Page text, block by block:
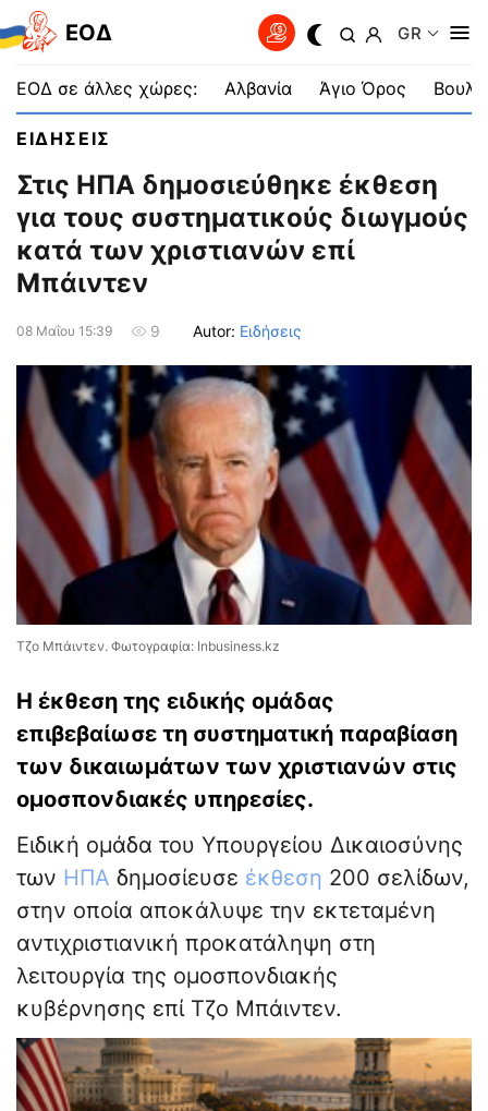
EOΔ GR
ΕΟΔ σε άλλες χώρες: Αλβανία Άγιο Όρος
ΕΙΔΗΣΕΙΣ
Στις ΗΠΑ δημοσιεύθηκε έκθεση
για τους συστηματικούς διωγμούς
κατά των χριστιανών επί
Μπάιντεν
08 Μαΐου 15:39 9 Autor: Ειδήσεις
Τζο Μπάιντεν. Φωτογραφία: Inbusiness.kz
Η έκθεση της ειδικής ομάδας
επιβεβαίωσε τη συστηματική παραβίαση
των δικαιωμάτων των χριστιανών στις
ομοσπονδιακές υπηρεσίες.
Ειδική ομάδα του Υπουργείου Δικαιοσύνης
των ΗΠΑ δημοσίευσε έκθεση 200 σελίδων,
στην οποία αποκάλυψε την εκτεταμένη
αντιχριστιανική προκατάληψη στη
λειτουργία της ομοσπονδιακής
κυβέρνησης επί Τζο Μπάιντεν.